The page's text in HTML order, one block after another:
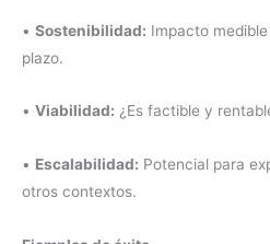
• Sostenibilidad: Impacto
plazo.
• Viabilidad: ¿Es factible y
• Escalabilidad: Potencial para
otros contextos.